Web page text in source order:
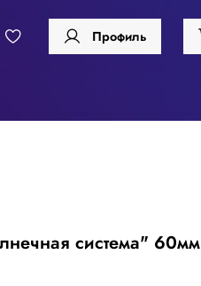
Профиль
система" 60мм